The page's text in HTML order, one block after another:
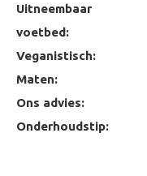
Uitneembaar
voetbed:
Veganistisch:
Maten:
Ons advies:
Onderhoudstip: